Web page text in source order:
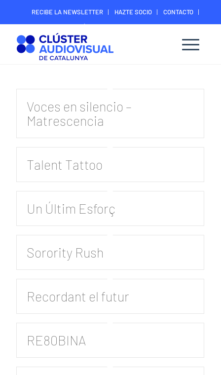
RECIBE LA NEWSLETTER HAZTE SOCIO
CONTACTO
ÁREA DIGITAL SOCIOS
Voces en silencio –
Matrescencia
Talent Tattoo
Un Últim Esforç
Sorority Rush
Recordant el futur
RE80BINA